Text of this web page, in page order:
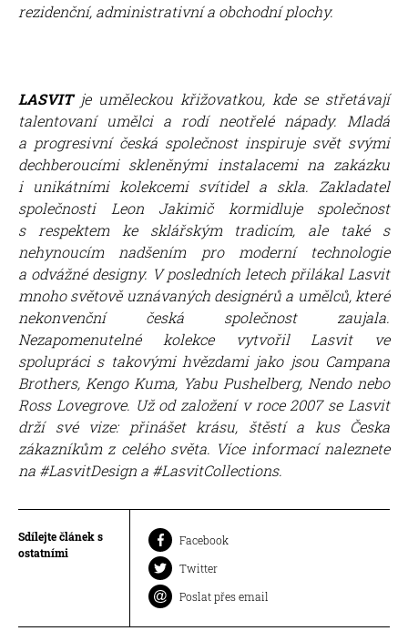
rezidenční, administrativní a obchodní plochy.
LASVIT je uměleckou křižovatkou, kde se střetávají
talentovaní umělci a rodí neotřelé nápady. Mladá
a progresivní česká společnost inspiruje svět svými
dechberoucími skleněnými instalacemi na zakázku
i unikátními kolekcemi svítidel a skla. Zakladatel
společnosti Leon Jakimič kormidluje společnost
s respektem ke sklářským tradicím, ale také s
nehynoucím nadšením pro moderní technologie
a odvážné designy. V posledních letech přilákal Lasvit
mnoho světově uznávaných designérů a umělců, které
nekonvenční česká společnost zaujala.
Nezapomenutelné kolekce vytvořil Lasvit ve
spolupráci s takovými hvězdami jako jsou Campana
Brothers, Kengo Kuma, Yabu Pushelberg, Nendo nebo
Ross Lovegrove. Už od založení v roce 2007 se Lasvit
drží své vize: přinášet krásu, štěstí a kus Česka
zákazníkům z celého světa. Více informací naleznete
na #LasvitDesign a #LasvitCollections.
Sdílejte článek s
ostatními
Facebook
Twitter
Poslat přes email